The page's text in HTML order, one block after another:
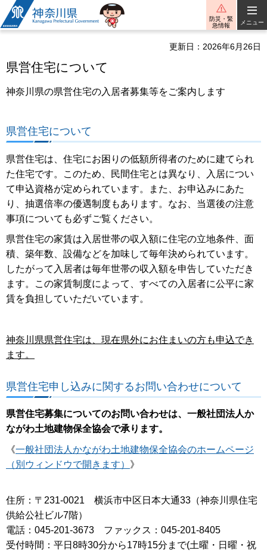
神奈川県
防災・緊
急情報
メニュー
更新日：2026年6月26日
県営住宅について
神奈川県の県営住宅の入居者募集等をご案内します
県営住宅について
県営住宅は、住宅にお困りの低額所得者のために建てられ
た住宅です。このため、民間住宅とは異なり、入居につい
て申込資格が定められています。また、お申込みにあた
り、抽選倍率の優遇制度もあります。なお、当選後の注意
事項についても必ずご覧ください。
県営住宅の家賃は入居世帯の収入額に住宅の立地条件、面
積、築年数、設備などを加味して毎年決められています。
したがって入居者は毎年世帯の収入額を申告していただき
ます。この家賃制度によって、すべての入居者に公平に家
賃を負担していただいています。
神奈川県県営住宅は、現在県外にお住まいの方も申込でき
ます。
県営住宅申し込みに関するお問い合わせについて
県営住宅募集についてのお問い合わせは、一般社団法人か
ながわ土地建物保全協会で承ります。
《一般社団法人かながわ土地建物保全協会のホームページ
（別ウィンドウで開きます） 》
住所：〒231-0021 横浜市中区日本大通33（神奈川県住宅
供給公社ビル7階）
電話：045-201-3673 ファックス：045-201-8405
受付時間：平日8時30分から17時15分まで(土曜・日曜・祝